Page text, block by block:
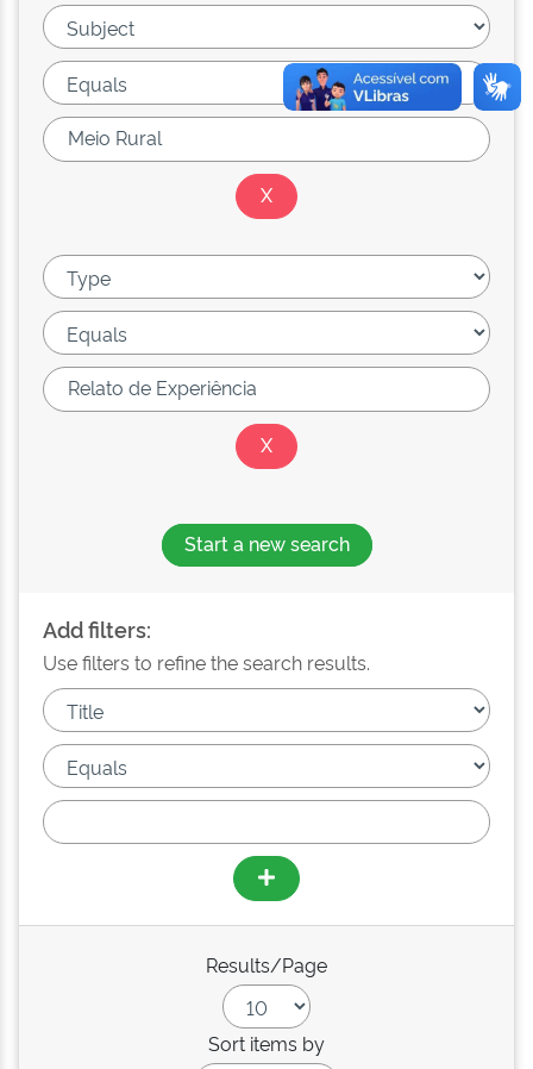
Start a new search
Add filters:
Use filters to refine the search results.
Results/Page
Sort items by